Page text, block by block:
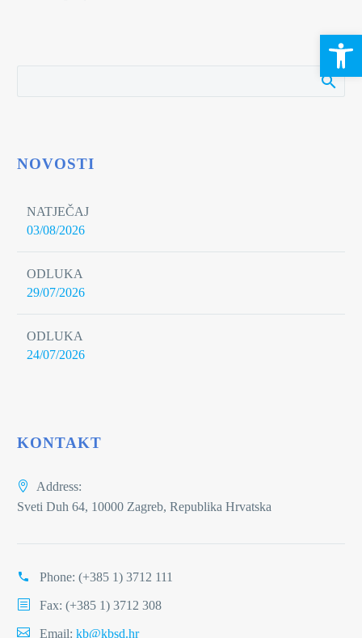
NOVOSTI
NATJEČAJ
03/08/2026
ODLUKA
29/07/2026
ODLUKA
24/07/2026
KONTAKT
Address:
Sveti Duh 64, 10000 Zagreb, Republika Hrvatska
Phone: (+385 1) 3712 111
Fax: (+385 1) 3712 308
Email: kb@kbsd.hr